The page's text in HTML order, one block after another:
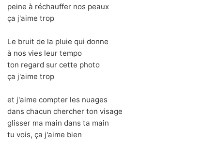
peine à réchauffer nos peaux
ça j'aime trop
Le bruit de la pluie qui donne
à nos vies leur tempo
ton regard sur cette photo
ça j'aime trop
et j'aime compter les nuages
dans chacun chercher ton visage
glisser ma main dans ta main
tu vois, ça j'aime bien